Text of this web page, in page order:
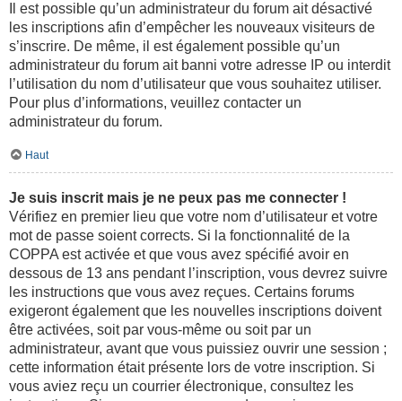
Il est possible qu’un administrateur du forum ait désactivé
les inscriptions afin d’empêcher les nouveaux visiteurs de
s’inscrire. De même, il est également possible qu’un
administrateur du forum ait banni votre adresse IP ou interdit
l’utilisation du nom d’utilisateur que vous souhaitez utiliser.
Pour plus d’informations, veuillez contacter un
administrateur du forum.
Haut
Je suis inscrit mais je ne peux pas me connecter !
Vérifiez en premier lieu que votre nom d’utilisateur et votre
mot de passe soient corrects. Si la fonctionnalité de la
COPPA est activée et que vous avez spécifié avoir en
dessous de 13 ans pendant l’inscription, vous devrez suivre
les instructions que vous avez reçues. Certains forums
exigeront également que les nouvelles inscriptions doivent
être activées, soit par vous-même ou soit par un
administrateur, avant que vous puissiez ouvrir une session ;
cette information était présente lors de votre inscription. Si
vous aviez reçu un courrier électronique, consultez les